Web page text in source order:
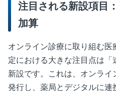
注目される新設項目
加算
オンライン診療に取り組む医
定における大きな注目点は
新設です。これは、オンラ
発行し、薬局とデジタルに連